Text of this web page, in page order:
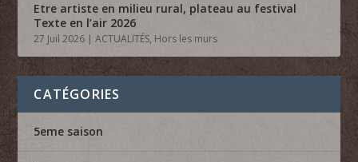
Etre artiste en milieu rural, plateau au festival
Texte en l’air 2026
27 Juil 2026 |ACTUALITÉS, Hors les murs
CATÉGORIES
5eme saison